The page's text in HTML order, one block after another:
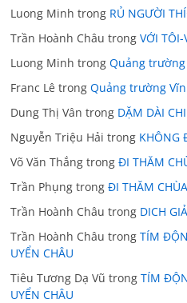
Luong Minh trong RỦ NGƯỜI
Trần Hoành Châu trongVỚI
Luong Minh trongQuảng
Franc Lê trongQuảng trường
Dung Thị Vân trong DẶM DÀI
Nguyễn Triệu Hải trong KHÔNG
Võ Văn Thắng trongĐI THĂM
Trần Phụng trongĐI THĂM
Trần Hoành Châu trong DICH
Trần Hoành Châu trongTÍM
UYỂN CHÂU
Tiêu Tương Dạ Vũ trongTÍM
UYỂN CHÂU